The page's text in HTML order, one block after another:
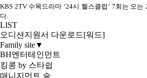
KBS 2TV 수목드라마 ‘24시 헬스클럽’ 7회는 오
다.
LIST
오디션지원서 다운로드[워드]
Family site▼
BH엔터테인먼트
킹콩 by 스타쉽
매니지먼트 숲